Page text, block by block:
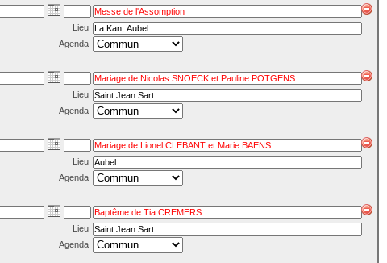
Lieu
Agenda
Lieu
Agenda
Lieu
Agenda
Lieu
Agenda